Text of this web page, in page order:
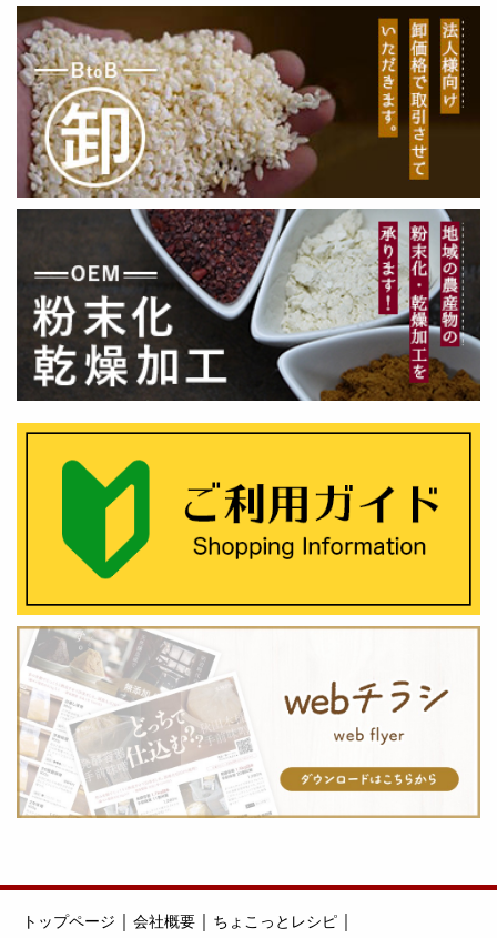
トップページ ｜ 会社概要 ｜ ちょこっとレシピ ｜